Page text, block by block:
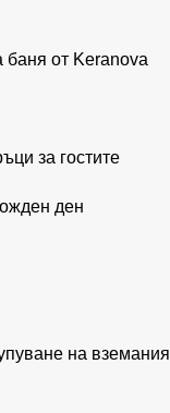
от Keranova
за гостите
ден
на вземания